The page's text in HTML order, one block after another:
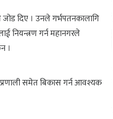
जोड दिए । उनले गर्भपतनकालागि
नियन्त्रण गर्न महानगरले
।
समेत बिकास गर्न आवश्यक